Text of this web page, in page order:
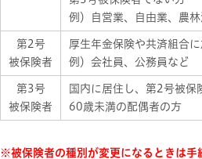
例）自営業、自由業、農
第2号
被保険者
厚生年金保険や共済組合
例）会社員、公務員など
第3号
被保険者
国内に居住し、第2号被保
60歳未満の配偶者の方
※被保険者の種別が変更になるときは手